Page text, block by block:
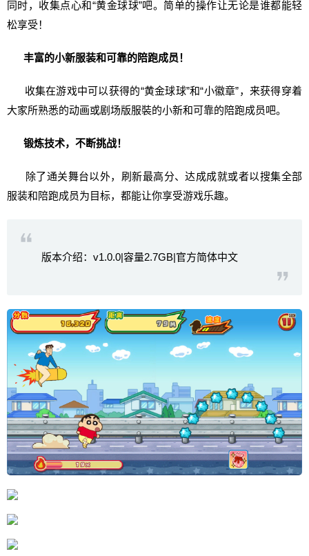
同时，收集点心和“黄金球球”吧。简单的操作让无论是谁都能轻
松享受！
丰富的小新服装和可靠的陪跑成员！
收集在游戏中可以获得的“黄金球球”和“小徽章”，来获得穿着
大家所熟悉的动画或剧场版服裝的小新和可靠的陪跑成员吧。
锻炼技术，不断挑战！
除了通关舞台以外，刷新最高分、达成成就或者以搜集全部
服装和陪跑成员为目标，都能让你享受游戏乐趣。
版本介绍：v1.0.0|容量2.7GB|官方简体中文